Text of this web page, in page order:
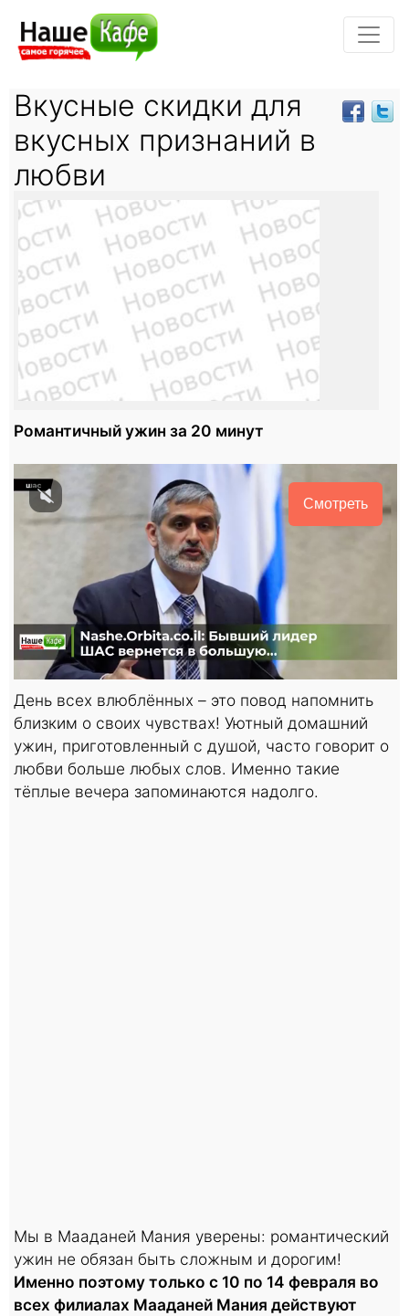
Вкусные скидки для
вкусных признаний в
любви
Романтичный ужин за 20 минут
Смотреть
День всех влюблённых – это повод напомнить
близким о своих чувствах! Уютный домашний
ужин, приготовленный с душой, часто говорит о
любви больше любых слов. Именно такие
тёплые вечера запоминаются надолго.
Мы в Мааданей Мания уверены: романтический
ужин не обязан быть сложным и дорогим!
Именно поэтому только с 10 по 14 февраля во
всех филиалах Мааданей Мания действуют